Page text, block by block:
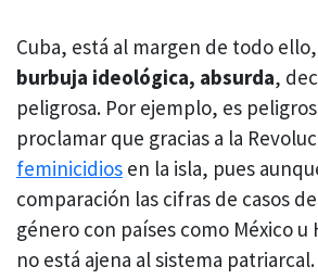
Cuba, está al margen de todo
burbuja ideológica, absurda,
peligrosa. Por ejemplo, es
proclamar que gracias a la
feminicidios en la isla, pues
comparación las cifras de casos
género con países como México u
no está ajena al sistema patriarcal.